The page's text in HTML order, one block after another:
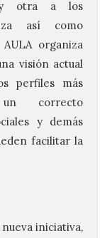
y otra a los
así como
organiza
visión actual
perfiles más
correcto
y demás
facilitar la
nueva iniciativa,